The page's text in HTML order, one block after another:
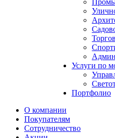
Услуги по
Портфолио
О компании
Покупателям
Сотрудничество